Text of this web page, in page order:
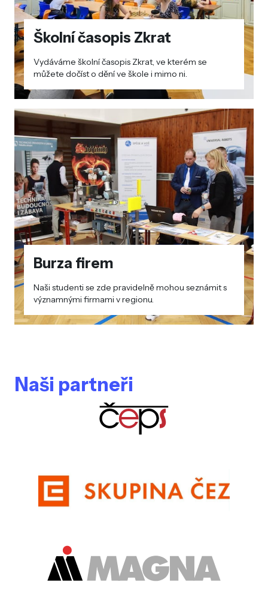
Školní časopis Zkrat
Vydáváme školní časopis Zkrat, ve kterém se
můžete dočíst o dění ve škole i mimo ni.
Burza firem
Naši studenti se zde pravidelně mohou seznámit s
významnými firmami v regionu.
Naši partneři